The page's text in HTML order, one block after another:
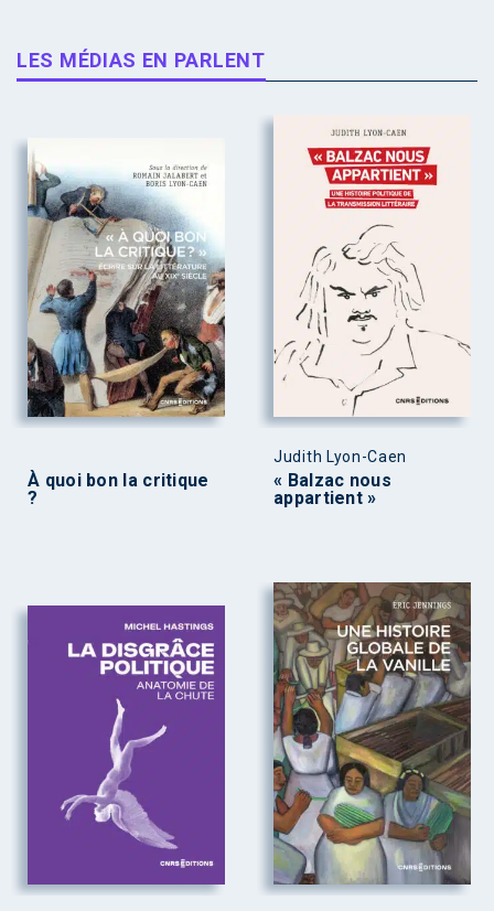
LES MÉDIAS EN PARLENT
À quoi bon la critique
?
Judith Lyon-Caen
« Balzac nous
appartient »